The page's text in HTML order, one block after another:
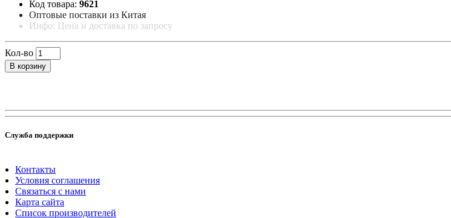
Код товара: 9621
Оптовые поставки из Китая
Инфо: Цена и доставка по запросу
Кол-во
В корзину
Служба поддержки
Контакты
Условия соглашения
Связаться с нами
Карта сайта
Список производителей